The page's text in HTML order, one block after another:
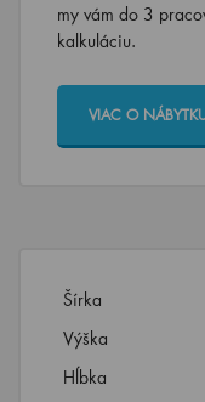
my vám do 3
kalkuláciu.
VIAC O
Šírka
Výška
Hĺbka